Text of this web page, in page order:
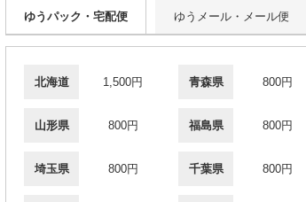
ゆうパック・宅配便 ゆうメール・メール便
北海道 1,500円 青森県 800円
山形県 800円 福島県 800円
埼玉県 800円 千葉県 800円